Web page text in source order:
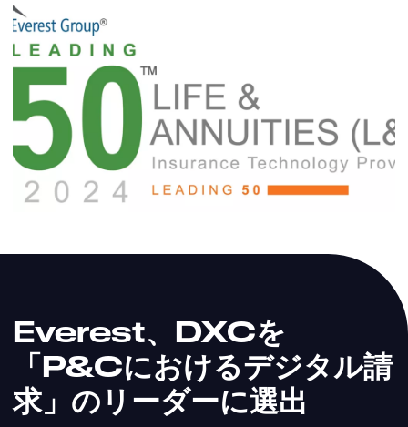
Everest、DXCを
「P&Cにおけるデジタル請
求」のリーダーに選出